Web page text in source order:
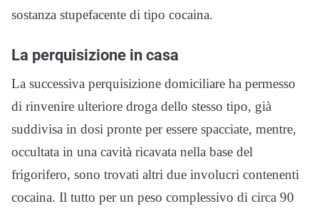
sostanza stupefacente di tipo cocaina.
La perquisizione in casa
La successiva perquisizione domiciliare ha permesso
di rinvenire ulteriore droga dello stesso tipo, già
suddivisa in dosi pronte per essere spacciate, mentre,
occultata in una cavità ricavata nella base del
frigorifero, sono trovati altri due involucri contenenti
cocaina. Il tutto per un peso complessivo di circa 90